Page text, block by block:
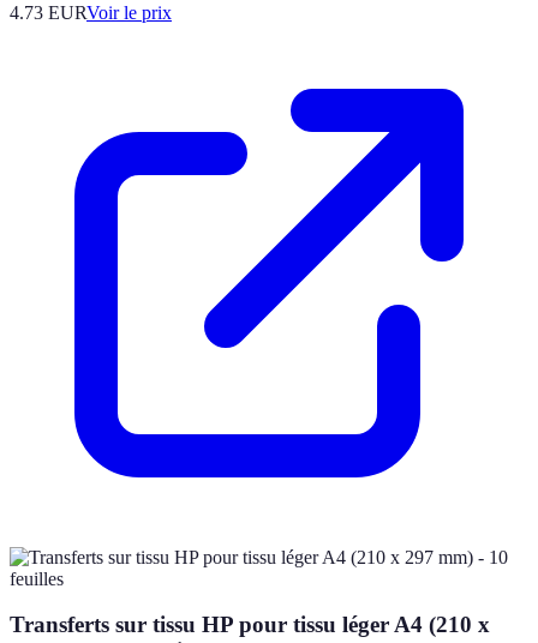
4.73 EURVoir le prix
Transferts sur tissu HP pour tissu léger A4 (210 x